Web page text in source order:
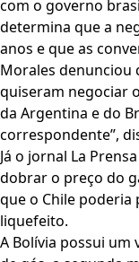
com o governo
determina que a
anos e que as
Morales denunciou
quiseram negociar
da Argentina e do
correspondente”,
Já o jornal La
dobrar o preço do
que o Chile
liquefeito.
A Bolívia possui um